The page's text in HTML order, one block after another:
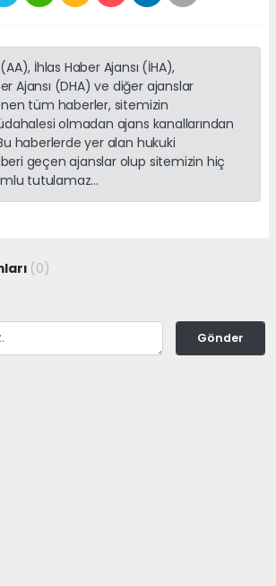
İhlas Haber Ajansı (İHA),
Ajansı (DHA) ve diğer ajanslar
tüm haberler, sitemizin
olmadan ajans kanallarından
haberlerde yer alan hukuki
geçen ajanslar olup sitemizin hiç
tutulamaz...
(0)
Gönder